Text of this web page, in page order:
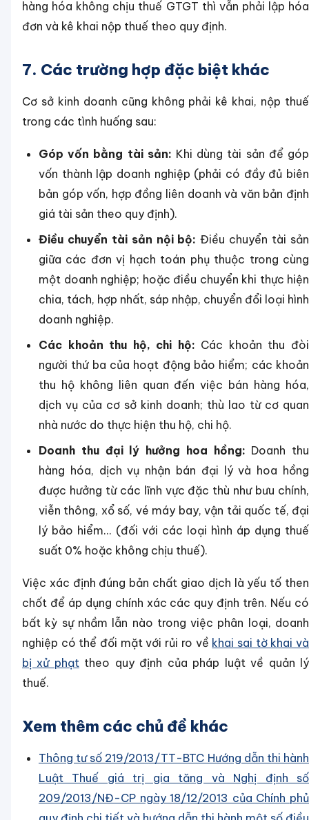
hàng hóa không chịu thuế GTGT thì vẫn phải lập hóa
đơn và kê khai nộp thuế theo quy định.
7. Các trường hợp đặc biệt khác
Cơ sở kinh doanh cũng không phải kê khai, nộp thuế
trong các tình huống sau:
Góp vốn bằng tài sản: Khi dùng tài sản để góp
vốn thành lập doanh nghiệp (phải có đầy đủ biên
bản góp vốn, hợp đồng liên doanh và văn bản định
giá tài sản theo quy định).
Điều chuyển tài sản nội bộ: Điều chuyển tài sản
giữa các đơn vị hạch toán phụ thuộc trong cùng
một doanh nghiệp; hoặc điều chuyển khi thực hiện
chia, tách, hợp nhất, sáp nhập, chuyển đổi loại hình
doanh nghiệp.
Các khoản thu hộ, chi hộ: Các khoản thu đòi
người thứ ba của hoạt động bảo hiểm; các khoản
thu hộ không liên quan đến việc bán hàng hóa,
dịch vụ của cơ sở kinh doanh; thù lao từ cơ quan
nhà nước do thực hiện thu hộ, chi hộ.
Doanh thu đại lý hưởng hoa hồng: Doanh thu
hàng hóa, dịch vụ nhận bán đại lý và hoa hồng
được hưởng từ các lĩnh vực đặc thù như bưu chính,
viễn thông, xổ số, vé máy bay, vận tải quốc tế, đại
lý bảo hiểm... (đối với các loại hình áp dụng thuế
suất 0% hoặc không chịu thuế).
Việc xác định đúng bản chất giao dịch là yếu tố then
chốt để áp dụng chính xác các quy định trên. Nếu có
bất kỳ sự nhầm lẫn nào trong việc phân loại, doanh
nghiệp có thể đối mặt với rủi ro về khai sai tờ khai và
bị xử phạttheo quy định của pháp luật về quản lý
thuế.
Xem thêm các chủ đề khác
Thông tư số 219/2013/TT-BTC Hướng dẫn thi hành
Luật Thuế giá trị gia tăng và Nghị định số
209/2013/NĐ-CP ngày 18/12/2013 của Chính phủ